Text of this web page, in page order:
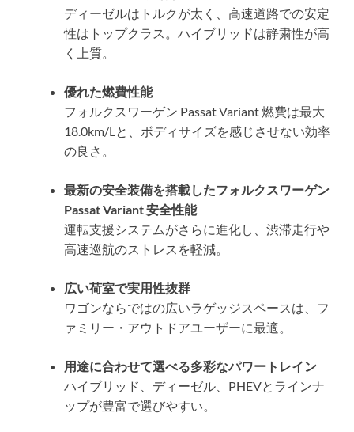
ディーゼルはトルクが太く、高速道路での安定
性はトップクラス。ハイブリッドは静粛性が高
く上質。
優れた燃費性能
フォルクスワーゲン Passat Variant 燃費は最大
18.0km/Lと、ボディサイズを感じさせない効率
の良さ。
最新の安全装備を搭載したフォルクスワーゲン
Passat Variant 安全性能
運転支援システムがさらに進化し、渋滞走行や
高速巡航のストレスを軽減。
広い荷室で実用性抜群
ワゴンならではの広いラゲッジスペースは、フ
ァミリー・アウトドアユーザーに最適。
用途に合わせて選べる多彩なパワートレイン
ハイブリッド、ディーゼル、PHEVとラインナ
ップが豊富で選びやすい。